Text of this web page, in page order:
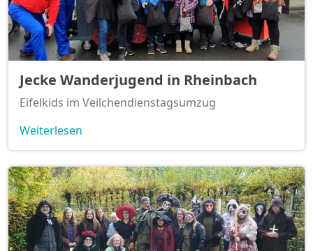
Jecke Wanderjugend in Rheinbach
Eifelkids im Veilchendienstagsumzug
Weiterlesen